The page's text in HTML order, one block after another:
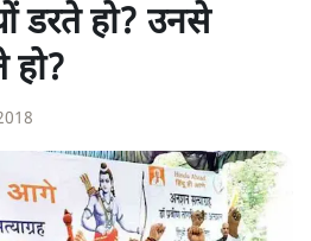
डरते हो? उनसे